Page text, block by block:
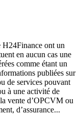
H24Finance ont un
en aucun cas une
comme étant un
publiées sur
de services pouvant
à une activité de
vente d’OPCVM ou
d’assurance...